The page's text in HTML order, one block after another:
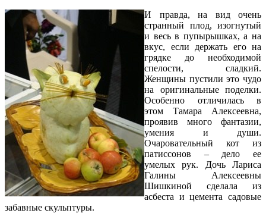
И правда, на вид очень
странный плод, изогнутый
и весь в пупырышках, а на
вкус, если держать его на
грядке до необходимой
спелости, сладкий.
Женщины пустили это чудо
на оригинальные поделки.
Особенно отличилась в
этом Тамара Алексеевна,
проявив много фантазии,
умения и души.
Очаровательный кот из
патиссонов – дело ее
умелых рук. Дочь Лариса
Галины Алексеевны
Шишкиной сделала из
асбеста и цемента садовые
забавные скульптуры.